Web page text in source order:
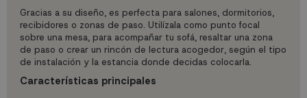
Gracias a su diseño, es perfecta para salones, dormitorios,
recibidores o zonas de paso. Utilízala como punto focal
sobre una mesa, para acompañar tu sofá, resaltar una zona
de paso o crear un rincón de lectura acogedor, según el tipo
de instalación y la estancia donde decidas colocarla.
Características principales